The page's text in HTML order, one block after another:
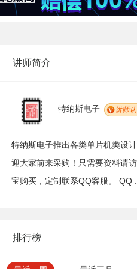
讲师简介
特纳斯电子
特纳斯电子推出各类单片机类设
迎大家前来采购！只需要资料请
宝购买，定制联系QQ客服。 QQ
排行榜